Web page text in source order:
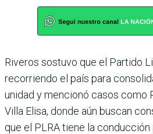
Riveros sostuvo que el Partido
recorriendo el país para
unidad y mencionó casos como
Villa Elisa, donde aún buscan
que el PLRA tiene la